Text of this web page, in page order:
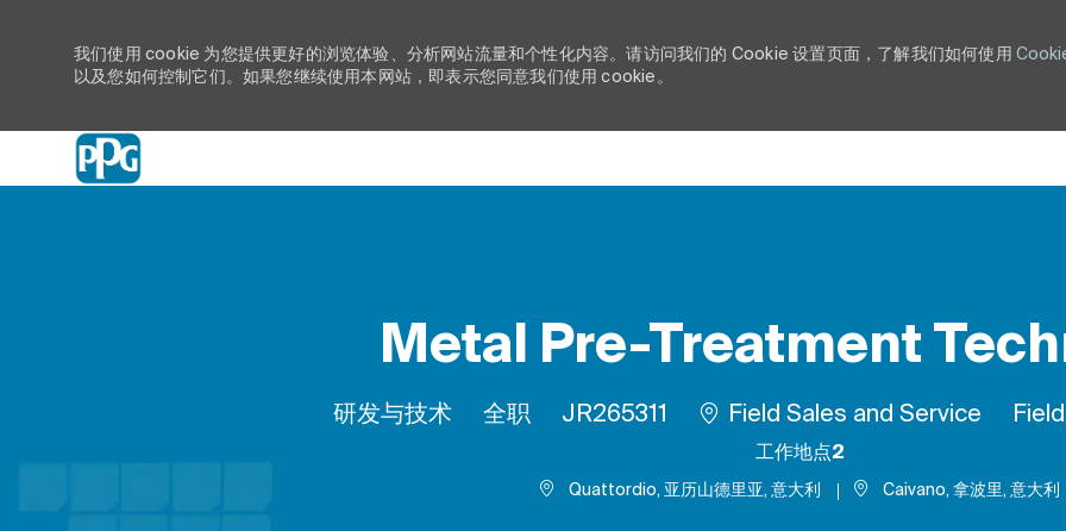
我们使用 cookie 为您提供更好的浏览体验、分析网站流量和个性化内容。请访问我们的 Cookie 设置页面，了解我们如何使用
以及您如何控制它们。如果您继续使用本网站，即表示您同意我们使用 cookie。
Metal Pre-Treatment
类别
研发与技术 工作类型
全职 作业 ID
JR265311 Field Sales and Service
工作地点2
Quattordio, 亚历山德里亚, 意大利
Caivano, 拿波里, 意大利